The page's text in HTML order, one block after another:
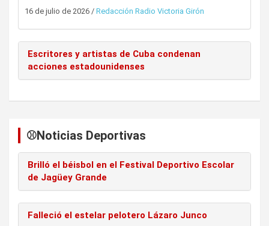
16 de julio de 2026 / Redacción Radio Victoria Girón
Escritores y artistas de Cuba condenan
acciones estadounidenses
⚾️Noticias Deportivas
Brilló el béisbol en el Festival Deportivo Escolar
de Jagüey Grande
Falleció el estelar pelotero Lázaro Junco